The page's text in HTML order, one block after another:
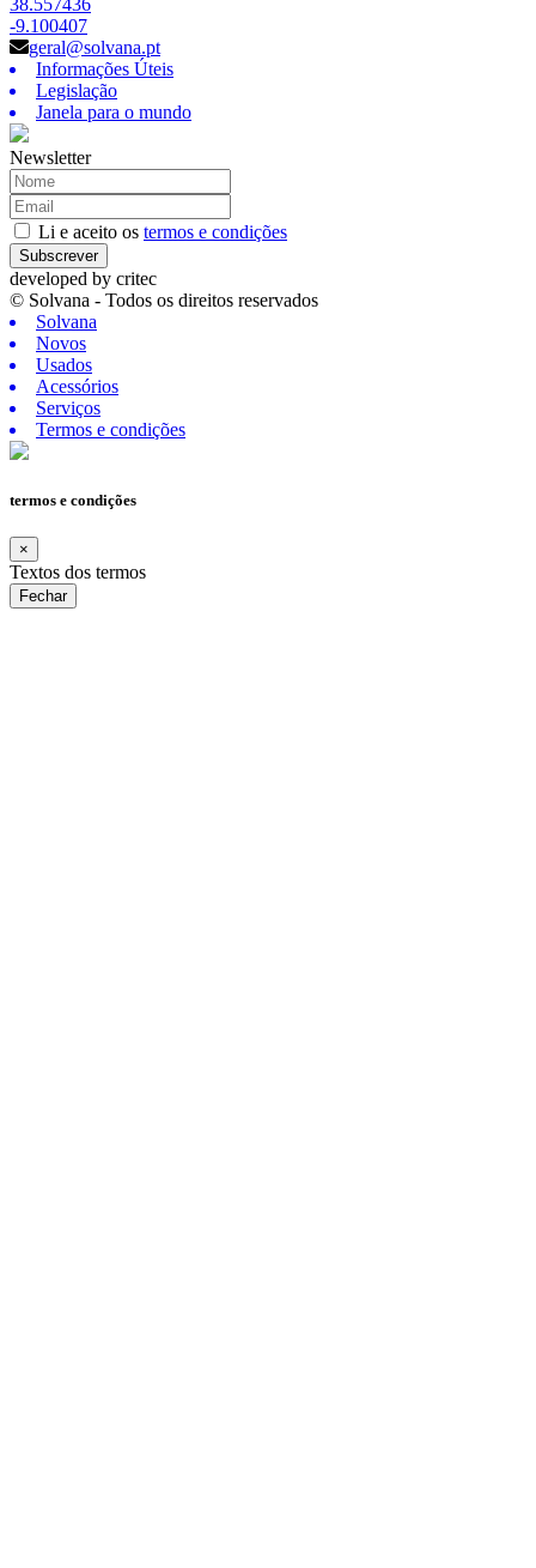
-9.100407
geral@solvana.pt
Informações Úteis
Legislação
Janela para o mundo
Newsletter
Li e aceito os termos e condições
Subscrever
developed by critec
© Solvana - Todos os direitos reservados
Solvana
Novos
Usados
Acessórios
Serviços
Termos e condições
termos e condições
×
Textos dos termos
Fechar